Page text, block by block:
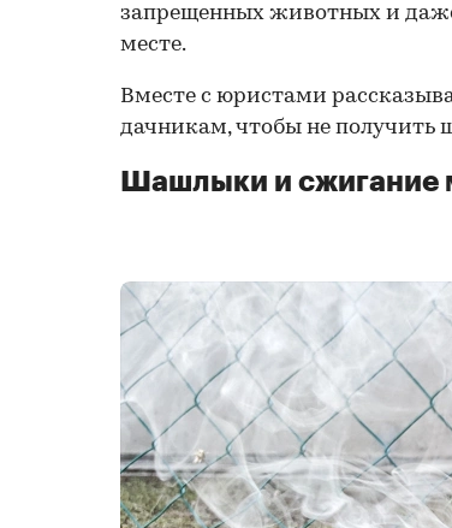
запрещенных животных и
месте.
Вместе с юристами
дачникам, чтобы не получить
Шашлыки и сжигание